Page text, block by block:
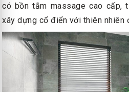
có bồn tắm massage cao cấp,
xây dựng cổ điển với thiên nhiên